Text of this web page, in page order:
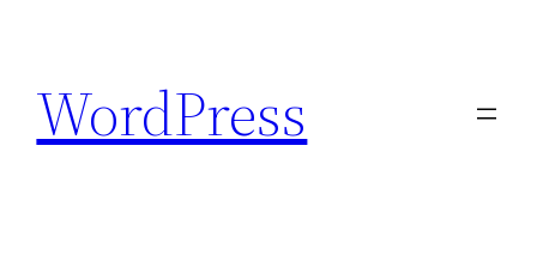
contenu
WordPress